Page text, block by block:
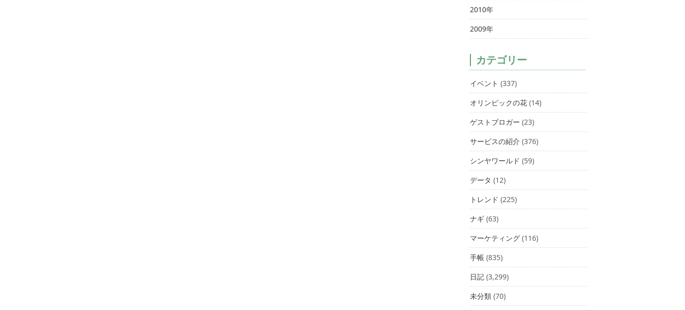
2010年
2009年
カテゴリー
イベント (337)
オリンピックの花 (14)
ゲストブロガー (23)
サービスの紹介 (376)
シンヤワールド (59)
データ (12)
トレンド (225)
ナギ (63)
マーケティング (116)
手帳 (835)
日記 (3,299)
未分類 (70)